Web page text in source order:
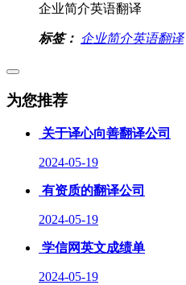
企业简介英语翻译
标签： 企业简介英语翻译
为您推荐
关于译心向善翻译公司
2024-05-19
有资质的翻译公司
2024-05-19
学信网英文成绩单
2024-05-19